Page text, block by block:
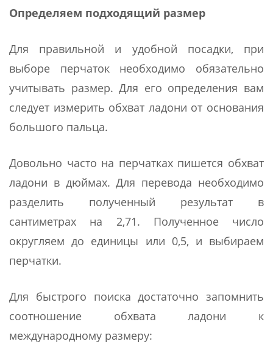
Определяем подходящий размер
Для правильной и удобной посадки, при
выборе перчаток необходимо обязательно
учитывать размер. Для его определения вам
следует измерить обхват ладони от основания
большого пальца.
Довольно часто на перчатках пишется обхват
ладони в дюймах. Для перевода необходимо
разделить полученный результат в
сантиметрах на 2,71. Полученное число
округляем до единицы или 0,5, и выбираем
перчатки.
Для быстрого поиска достаточно запомнить
соотношение обхвата ладони к
международному размеру: